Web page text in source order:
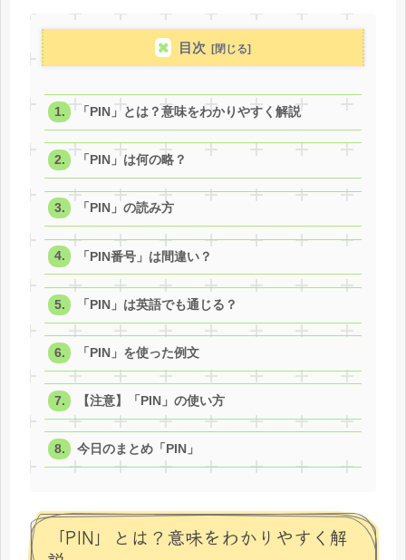
目次
「PIN」とは？意味をわかりやすく解説
「PIN」は何の略？
「PIN」の読み方
「PIN番号」は間違い？
「PIN」は英語でも通じる？
「PIN」を使った例文
【注意】「PIN」の使い方
今日のまとめ「PIN」
「PIN」とは？意味をわかりやすく解